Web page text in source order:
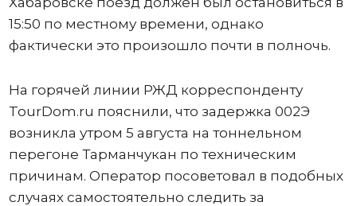
15:50 по местному времени, однако
фактически это произошло почти в полночь.
На горячей линии РЖД корреспонденту
TourDom.ru пояснили, что задержка 002Э
возникла утром 5 августа на тоннельном
перегоне Тарманчукан по техническим
причинам. Оператор посоветовал в подобных
случаях самостоятельно следить за